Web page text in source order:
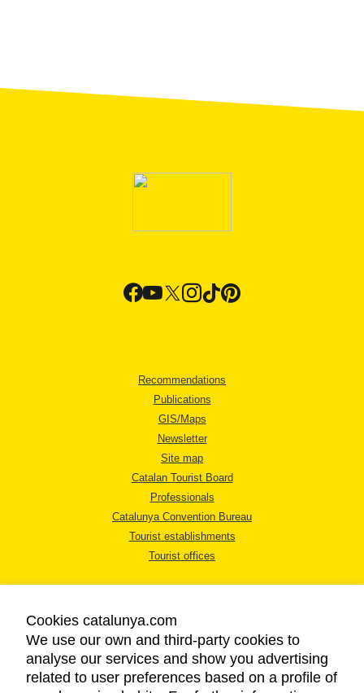
Recommendations
Publications
GIS/Maps
Newsletter
Site map
Catalan Tourist Board
Professionals
Catalunya Convention Bureau
Tourist establishments
Tourist offices
LEGAL NOTICE
PRIVACY POLICY
Cookies catalunya.com
We use our own and third-party cookies to
analyse our services and show you advertising
related to user preferences based on a profile of